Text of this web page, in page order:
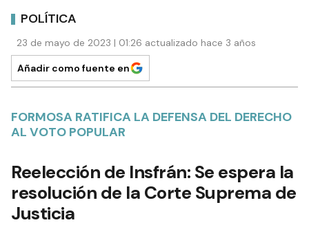
POLÍTICA
23 de mayo de 2023 | 01:26 actualizado hace 3 años
Añadir como fuente en
FORMOSA RATIFICA LA DEFENSA DEL DERECHO
AL VOTO POPULAR
Reelección de Insfrán: Se espera la
resolución de la Corte Suprema de
Justicia